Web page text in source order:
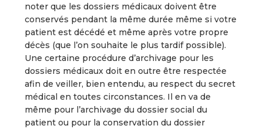
noter que les dossiers médicaux doivent être
conservés pendant la même durée même si votre
patient est décédé et même après votre propre
décès (que l’on souhaite le plus tardif possible).
Une certaine procédure d’archivage pour les
dossiers médicaux doit en outre être respectée
afin de veiller, bien entendu, au respect du secret
médical en toutes circonstances. Il en va de
même pour l’archivage du dossier social du
patient ou pour la conservation du dossier